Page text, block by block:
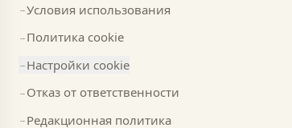
→Условия использования
→ Политика cookie
→ Настройки cookie
→ Отказ от ответственности
→ Редакционная политика